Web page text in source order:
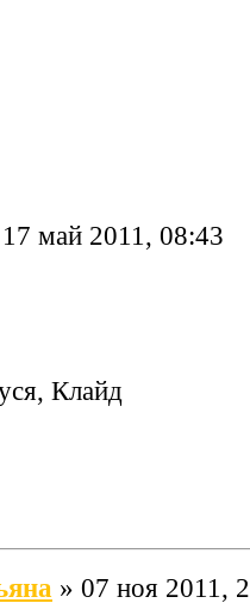
17 май 2011, 08:43
Клайд
» 07 ноя 2011,